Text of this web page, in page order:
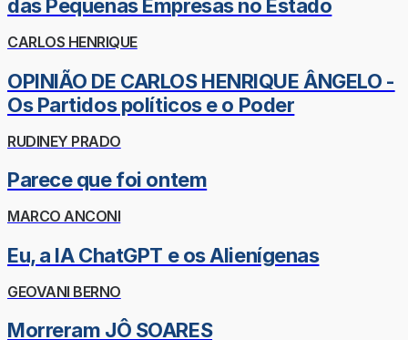
das Pequenas Empresas no Estado
CARLOS HENRIQUE
OPINIÃO DE CARLOS HENRIQUE ÂNGELO -
Os Partidos políticos e o Poder
RUDINEY PRADO
Parece que foi ontem
MARCO ANCONI
Eu, a IA ChatGPT e os Alienígenas
GEOVANI BERNO
Morreram JÔ SOARES